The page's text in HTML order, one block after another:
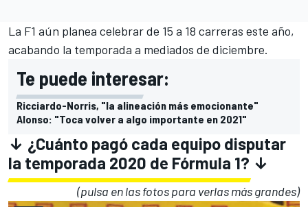
La F1 aún planea celebrar de 15 a 18 carreras este año,
acabando la temporada a mediados de diciembre.
Te puede interesar:
Ricciardo-Norris, "la alineación más emocionante"
Alonso: "Toca volver a algo importante en 2021"
↓ ¿Cuánto pagó cada equipo disputar
la temporada 2020 de Fórmula 1? ↓
(pulsa en las fotos para verlas más grandes)